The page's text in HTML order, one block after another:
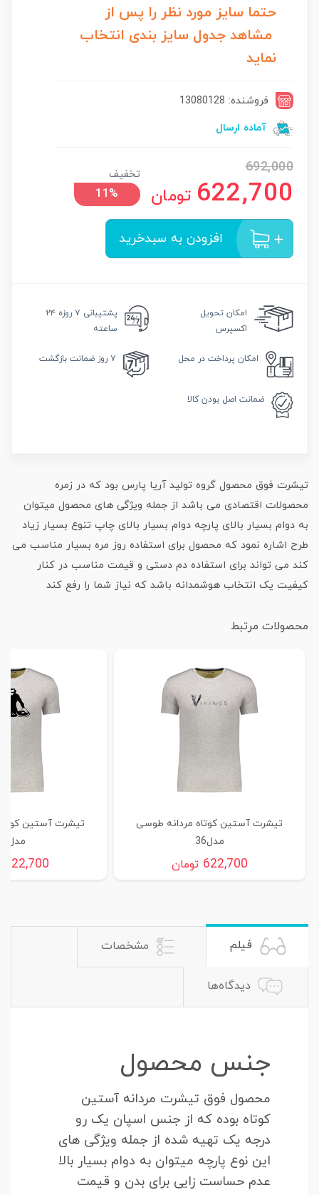
حتما سایز مورد نظر را پس از
مشاهد جدول سایز بندی انتخاب
نماید
فروشنده: 13080128
آماده ارسال
692,000
622,700 تومان
تخفیف
11%
افزودن به سبدخرید
امکان تحویل
اکسپرس
پشتیبانی
۷ روزه ۲۴
ساعته
امکان پرداخت در محل ۷ روز ضمانت بازگشت
ضمانت اصل بودن کالا
تیشرت فوق محصول گروه تولید آریا پارس بود که در زمره
محصولات اقتصادی می باشد از جمله ویژگی های محصول میتوان
به دوام بسیار بالای پارچه دوام بسیار بالای چاپ تنوع بسیار زیاد
طرح اشاره نمود که محصول برای استفاده روز مره بسیار مناسب می
کند می تواند برای استفاده دم دستی و قیمت مناسب در کنار
کیفیت یک انتخاب هوشمدانه باشد که نیاز شما را رفع کند
محصولات مرتبط
تیشرت آستین کوتاه مردانه طوسی
مدل36
622,700 تومان
تیشرت آستین
مدل35
622,700
فیلم مشخصات
دیدگاه‌ها
جنس محصول
محصول فوق تیشرت مردانه آستین
کوتاه بوده که از جنس اسپان یک رو
درجه یک تهیه شده از جمله ویژگی های
این نوع پارچه میتوان به دوام بسیار بالا
عدم حساست زایی برای بدن و قیمت